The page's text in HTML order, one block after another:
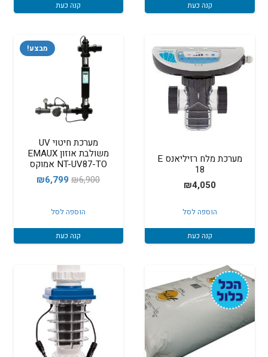
קנה כעת קנה כעת
מערכת מלח רזיליאנס E
18
₪4,050
הוספה לסל
קנה כעת
מבצע!
מערכת חיטוי UV
משולבת אוזון EMAUX
NT-UV87-TO אמוקס
₪6,900
המחיר
היה:
₪6,900.
₪6,799
המחיר
₪6,799.
הוספה לסל
קנה כעת